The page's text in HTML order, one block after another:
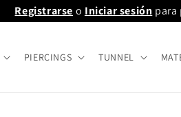
Registrarse o Iniciar sesión para
PIERCINGS TUNNEL